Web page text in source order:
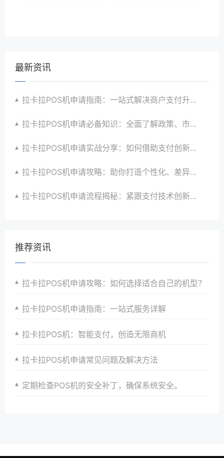
最新资讯
拉卡拉POS机申请指南：一站式解决商户支付升级、智能化与创新需求
拉卡拉POS机申请必备知识：全面了解政策、市场、技术与创新趋势
拉卡拉POS机申请实战分享：如何借助支付创新技术提升商户运营效益与效率
拉卡拉POS机申请攻略：助你打造个性化、差异化支付体验以提升竞争力
拉卡拉POS机申请流程揭秘：紧跟支付技术创新步伐，抢占市场先机
推荐资讯
拉卡拉POS机申请攻略：如何选择适合自己的机型？
拉卡拉POS机申请指南：一站式服务详解
拉卡拉POS机：智能支付，创造无限商机
拉卡拉POS机申请常见问题及解决方法
定期检查POS机的安全补丁，确保系统安全。